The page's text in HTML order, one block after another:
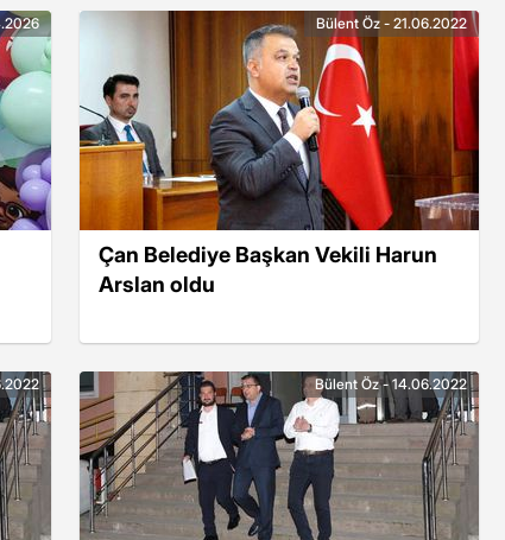
Çan Belediye Başkan Vekili Harun
Arslan oldu
Bülent Öz - 21.06.2022
Bülent Öz - 14.06.2022